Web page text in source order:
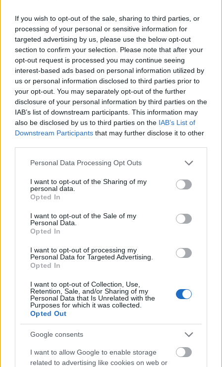
If you wish to opt-out of the sale, sharing to third parties, or
processing of your personal or sensitive information for
targeted advertising by us, please use the below opt-out
section to confirm your selection. Please note that after your
opt-out request is processed you may continue seeing
interest-based ads based on personal information utilized by
us or personal information disclosed to third parties prior to
your opt-out. You may separately opt-out of the further
disclosure of your personal information by third parties on the
IAB’s list of downstream participants. This information may
also be disclosed by us to third parties on the IAB’s List of
Downstream Participants that may further disclose it to other
Please note that this website/app uses one or more Google
not limited to your visit or usage behaviour. You may click to
grant or deny consent to Google and its third-party tags to
use your data for below specified purposes in below Google
consent section.
Personal Data Processing Opt Outs
I want to opt-out of the Sharing of my
personal data.
Opted In
I want to opt-out of the Sale of my
Personal Data.
Opted In
I want to opt-out of processing my
Personal Data for Targeted Advertising.
Opted In
I want to opt-out of Collection, Use,
Retention, Sale, and/or Sharing of my
Personal Data that Is Unrelated with the
Purposes for which it was collected.
Opted Out
Google consents
I want to allow Google to enable storage
related to advertising like cookies on web or
Ακολουθήστε τοinsider.gr στο Google News
και μάθετε